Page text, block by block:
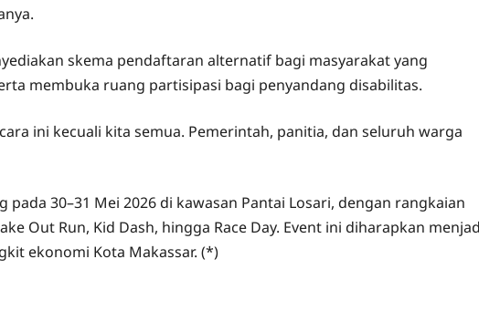
skema pendaftaran alternatif bagi masyarakat yang
membuka ruang partisipasi bagi penyandang disabilitas.
ini kecuali kita semua. Pemerintah, panitia, dan seluruh warga
30–31 Mei 2026 di kawasan Pantai Losari, dengan rangkaian
Out Run, Kid Dash, hingga Race Day. Event ini diharapkan
ekonomi Kota Makassar. (*)